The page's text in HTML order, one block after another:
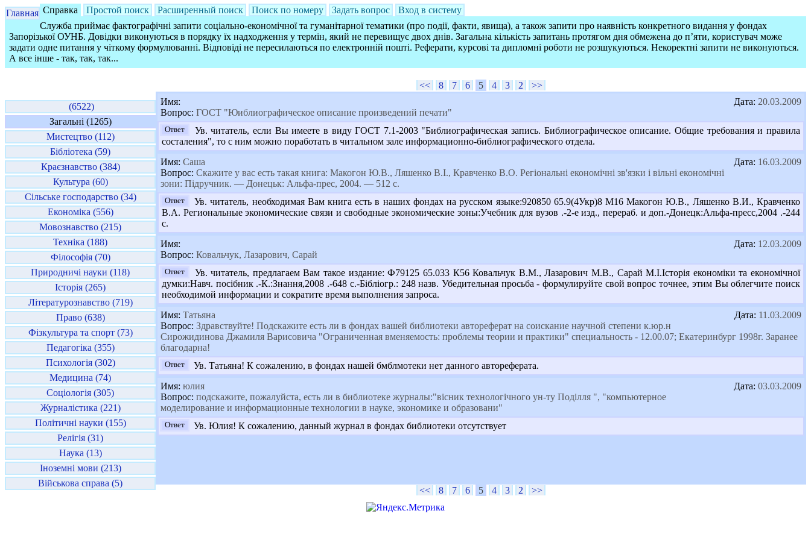
Главная Справка Простой поиск Расширенный поиск Поиск по номеру Задать вопрос
Вход в систему
Служба приймає фактографічні запити соціально-економічної та гуманітарної тематики (про події, факти, явища), а також запити про наявність конкретного видання у фондах
Запорізької ОУНБ. Довідки виконуються в порядку їх надходження у термін, який не перевищує двох днів. Загальна кількість запитань протягом дня обмежена до п’яти, користувач може
задати одне питання у чіткому формулюванні. Відповіді не пересилаються по електронній пошті. Реферати, курсові та дипломні роботи не розшукуються. Некоректні запити не виконуються.
А все інше - так, так, так...
(6522)
Загальні (1265)
Мистецтво (112)
Бібліотека (59)
Краєзнавство (384)
Культура (60)
Сільське господарство (34)
Економіка (556)
Мовознавство (215)
Техніка (188)
Філософія (70)
Природничі науки (118)
Історія (265)
Літературознавство (719)
Право (638)
Фізкультура та спорт (73)
Педагогіка (355)
Психологія (302)
Медицина (74)
Соціологія (305)
Журналістика (221)
Політичні науки (155)
Релігія (31)
Наука (13)
Іноземні мови (213)
Військова справа (5)
<< 8 7 6 5 4 3 2
>>
Дата: 20.03.2009
Имя:
Вопрос: ГОСТ "Юиблиографическое описание произведений печати"
Ответ
Ув. читатель, если Вы имеете в виду ГОСТ 7.1-2003 "Библиографическая запись. Библиографическое описание. Общие требования и правила
состаления", то с ним можно поработать в читальном зале информационно-библиографического отдела.
Дата: 16.03.2009
Имя: Саша
Вопрос: Скажите у вас есть такая книга: Макогон Ю.В., Ляшенко В.І., Кравченко В.О. Регіональні економічні зв'язки і вільні економічні
зони: Підручник. — Донецьк: Альфа-прес, 2004. — 512 с.
Ответ
Ув. читатель, необходимая Вам книга есть в наших фондах на русском языке:920850 65.9(4Укр)8 М16 Макогон Ю.В., Ляшенко В.И., Кравченко
В.А. Региональные экономические связи и свободные экономические зоны:Учебник для вузов .-2-е изд., перераб. и доп.-Донецк:Альфа-пресс,2004 .-244
с.
Дата: 12.03.2009
Имя:
Вопрос: Ковальчук, Лазарович, Сарай
Ответ
Ув. читатель, предлагаем Вам такое издание: Ф79125 65.033 К56 Ковальчук В.М., Лазарович М.В., Сарай М.І.Історія економіки та економічної
думки:Навч. посібник .-К.:Знання,2008 .-648 с.-Бібліогр.: 248 назв. Убедительная просьба - формулируйте свой вопрос точнее, этим Вы облегчите поиск
необходимой информации и сократите время выполнения запроса.
Дата: 11.03.2009
Имя: Татьяна
Вопрос: Здравствуйте! Подскажите есть ли в фондах вашей библиотеки автореферат на соискание научной степени к.юр.н
Сирожидинова Джамиля Варисовича "Ограниченная вменяемость: проблемы теории и практики" специальность - 12.00.07; Екатеринбург 1998г. Заранее
благодарна!
Ответ
Ув. Татьяна! К сожалению, в фондах нашей бмблмотеки нет данного автореферата.
Дата: 03.03.2009
Имя: юлия
Вопрос: подскажите, пожалуйста, есть ли в библиотеке журналы:"вісник технологічного ун-ту Поділля ", "компьютерное
моделирование и информационные технологии в науке, экономике и образовани"
Ответ Ув. Юлия! К сожалению, данный журнал в фондах библиотеки отсутствует
<< 8 7 6 5 4 3 2 >>